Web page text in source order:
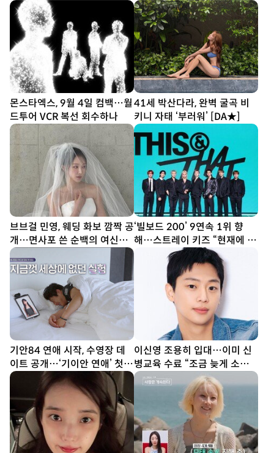
몬스타엑스, 9월 4일 컴백…월
드투어 VCR 복선 회수하나
41세 박산다라, 완벽 굴곡 비
키니 자태 ‘부러워’ [DA★]
브브걸 민영, 웨딩 화보 깜짝 공
개…면사포 쓴 순백의 여신
[DA★]
‘빌보드 200’ 9연속 1위 향
해…스트레이 키즈 “현재에 최
선다할 것” (종합)[DA현장]
기안84 연애 시작, 수영장 데
이트 공개…‘기이안 연애’ 첫
티저
이신영 조용히 입대…이미 신
병교육 수료 “조금 늦게 소식
전해 죄송”